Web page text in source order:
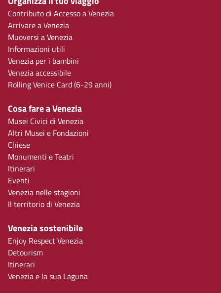
Contributo di Accesso a Venezia
Arrivare a Venezia
Muoversi a Venezia
Informazioni utili
Venezia per i bambini
Venezia accessibile
Rolling Venice Card (6-29 anni)
Cosa fare a Venezia
Musei Civici di Venezia
Altri Musei e Fondazioni
Chiese
Monumenti e Teatri
Itinerari
Eventi
Venezia nelle stagioni
Il territorio di Venezia
Venezia sostenibile
Enjoy Respect Venezia
Detourism
Itinerari
Venezia e la sua Laguna